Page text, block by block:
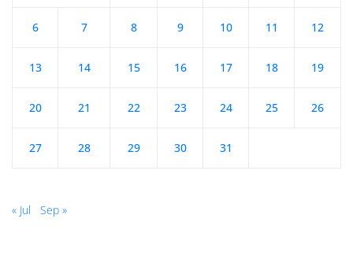
6 7 8 9 10 11 12
13 14 15 16 17 18 19
20 21 22 23 24 25 26
27 28 29 30 31
« Jul Sep »